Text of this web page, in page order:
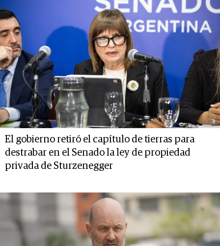
El gobierno retiró el capítulo de tierras para
destrabar en el Senado la ley de propiedad
privada de Sturzenegger